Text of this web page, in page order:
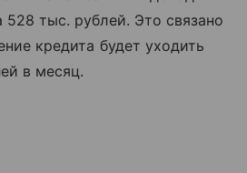
528 тыс. рублей. Это связано
кредита будет уходить
в месяц.